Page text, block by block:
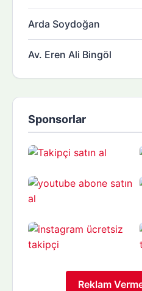
Arda Soydoğan
Av. Eren Ali Bingöl
Sponsorlar
Reklam